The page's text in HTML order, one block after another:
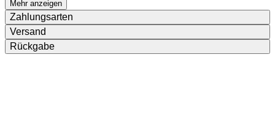
Mehr anzeigen
Zahlungsarten
Versand
Rückgabe